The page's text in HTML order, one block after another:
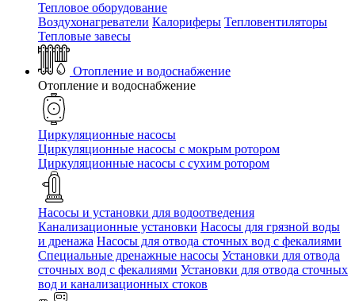
Тепловое оборудование
Воздухонагреватели Калориферы Тепловентиляторы
Тепловые завесы
Отопление и водоснабжение
Отопление и водоснабжение
Циркуляционные насосы
Циркуляционные насосы с мокрым ротором
Циркуляционные насосы с сухим ротором
Насосы и установки для водоотведения
Канализационные установки Насосы для грязной воды
и дренажа Насосы для отвода сточных вод c фекалиями
Специальные дренажные насосы Установки для отвода
сточных вод c фекалиями Установки для отвода сточных
вод и канализационных стоков